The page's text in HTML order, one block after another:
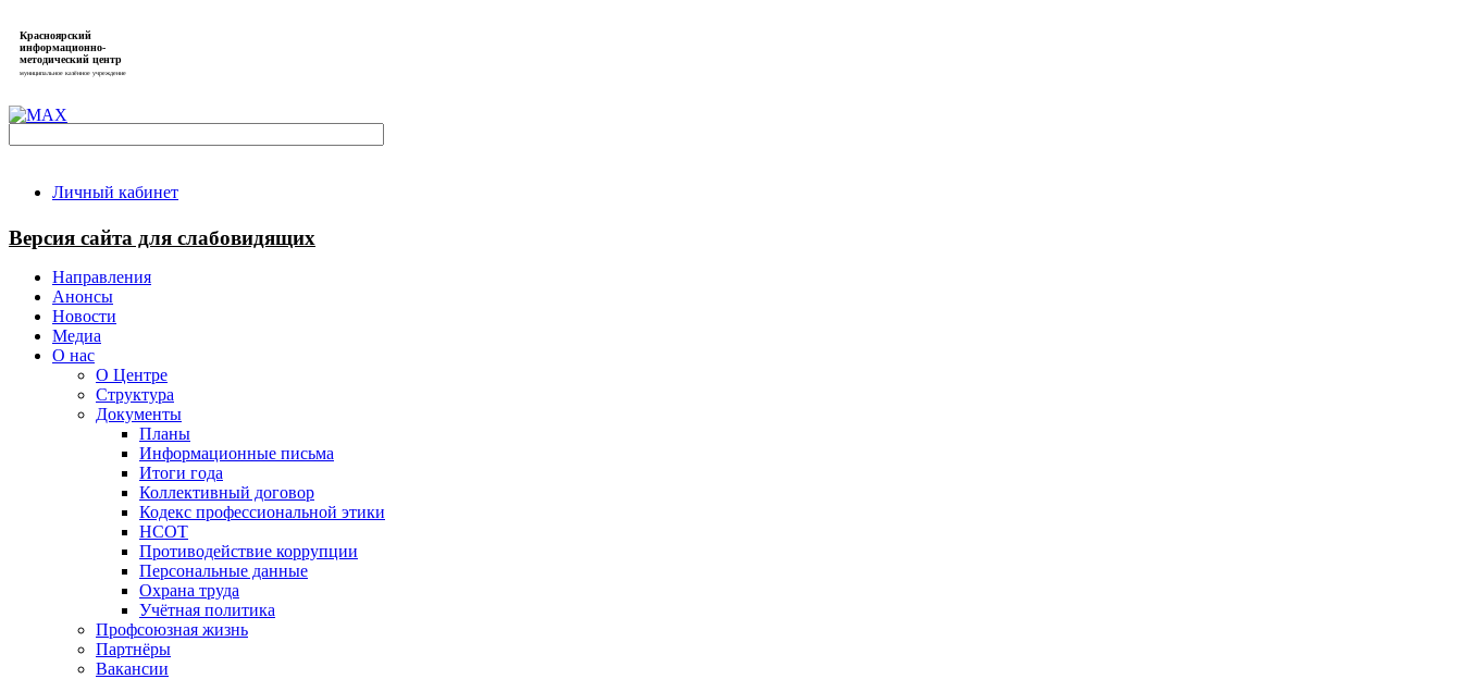
Красноярский
информационно-
методический центр
муниципальное казённое учреждение
Личный кабинет
Версия сайта для слабовидящих
Направления
Анонсы
Новости
Медиа
О нас
О Центре
Структура
Документы
Планы
Информационные письма
Итоги года
Коллективный договор
Кодекс профессиональной этики
НСОТ
Противодействие коррупции
Персональные данные
Охрана труда
Учётная политика
Профсоюзная жизнь
Партнёры
Вакансии